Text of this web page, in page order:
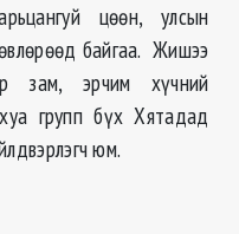
цөөн, улсын
байгаа. Жишээ
зам, эрчим хүчний
групп бүх Хятадад
юм.